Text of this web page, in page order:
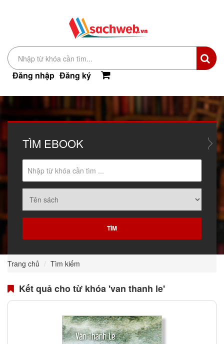
Đăng nhập Đăng ký
TÌM EBOOK
Trang chủ Tìm kiếm
Kết quả cho từ khóa 'van thanh le'